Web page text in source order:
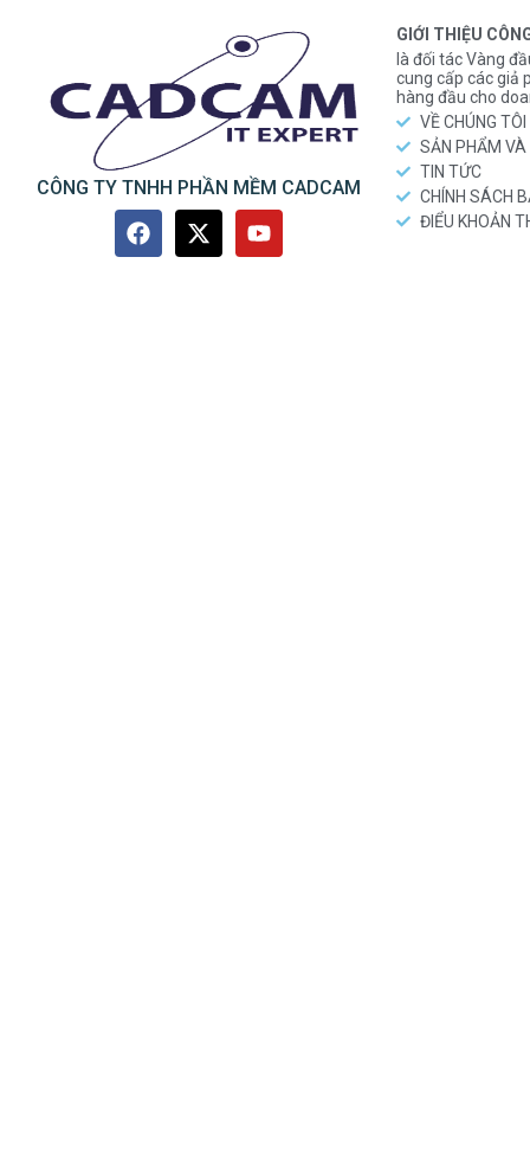
CÔNG TY TNHH PHẦN MỀM CADCAM
GIỚI THIỆU
là đối tác Vàng
cung cấp các giả
hàng đầu cho
VỀ CHÚNG TÔI
SẢN PHẨM VÀ
TIN TỨC
CHÍNH SÁCH
ĐIỂU KHOẢN